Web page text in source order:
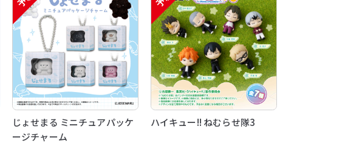
じょせまる ミニチュアパッケ
ージチャーム
ハイキュー!! ねむらせ隊3